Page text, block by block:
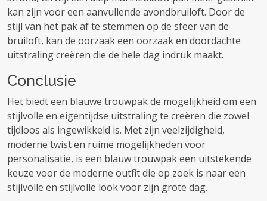
kan zijn voor een aanvullende avondbruiloft. Door de
stijl van het pak af te stemmen op de sfeer van de
bruiloft, kan de oorzaak een oorzaak en doordachte
uitstraling creëren die de hele dag indruk maakt.
Conclusie
Het biedt een blauwe trouwpak de mogelijkheid om een ​​
stijlvolle en eigentijdse uitstraling te creëren die zowel
tijdloos als ingewikkeld is. Met zijn veelzijdigheid,
moderne twist en ruime mogelijkheden voor
personalisatie, is een blauw trouwpak een uitstekende
keuze voor de moderne outfit die op zoek is naar een
stijlvolle en stijlvolle look voor zijn grote dag.